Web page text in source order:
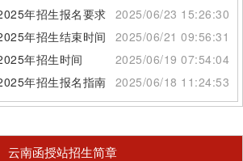
年招生报名要求 2025/06/23 15:26:30
年招生结束时间
2025/06/21 09:56:31
年招生时间
2025/06/19 07:54:04
年招生报名指南 2025/06/18 11:24:53
云南函授站招生简章